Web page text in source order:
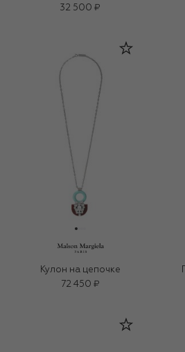
32 500 ₽
Кулон на цепочке
72 450 ₽